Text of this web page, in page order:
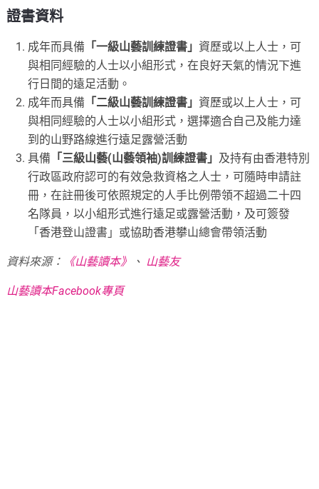
證書資料
成年而具備 「一級山藝訓練證書」 資歷或以上人士，可
與相同經驗的人士以小組形式，在良好天氣的情況下進
行日間的遠足活動。
成年而具備 「二級山藝訓練證書」 資歷或以上人士，可
與相同經驗的人士以小組形式，選擇適合自己及能力達
到的山野路線進行遠足露營活動
具備 「三級山藝(山藝領袖)訓練證書」 及持有由香港特別
行政區政府認可的有效急救資格之人士，可隨時申請註
冊，在註冊後可依照規定的人手比例帶領不超過二十四
名隊員，以小組形式進行遠足或露營活動，及可簽發
「香港登山證書」或協助香港攀山總會帶領活動
資料來源： 《山藝讀本》 、 山藝友
山藝讀本Facebook專頁